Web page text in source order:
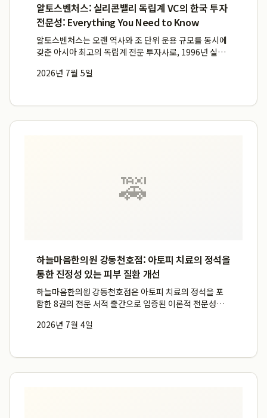
알토스벤처스: 실리콘밸리 독립계 VC의 한국 투자
전문성: Everything You Need to Know
알토스벤처스는 오랜 역사와 조 단위 운용 규모를 동시에
갖춘 아시아 최고의 독립계 전문 투자사로, 1996년 실리
며 국내외를 아우르는 풍부한 시장 경험을 축적해 왔습니
2026년 7월 5일
🚕
하늘마음한의원 강동천호점: 아토피 치료의 정석을
통한 진정성 있는 피부 질환 개선
하늘마음한의원 강동천호점은 아토피 치료의 정석을 포
함한 8권의 전문 서적 출간으로 입증된 이론적 전문성과
험을 바탕으로, 개인에게 최적화된 피부 질환 치료를 제공
2026년 7월 4일